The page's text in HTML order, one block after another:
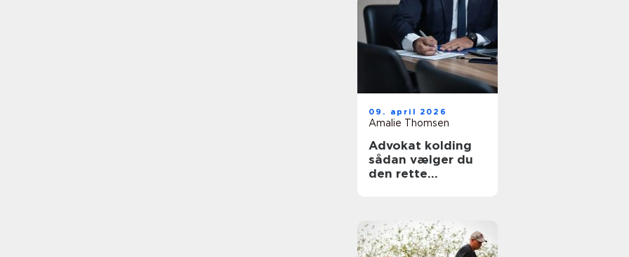
09. april 2026
Amalie Thomsen
Advokat kolding
sådan vælger du
den rette